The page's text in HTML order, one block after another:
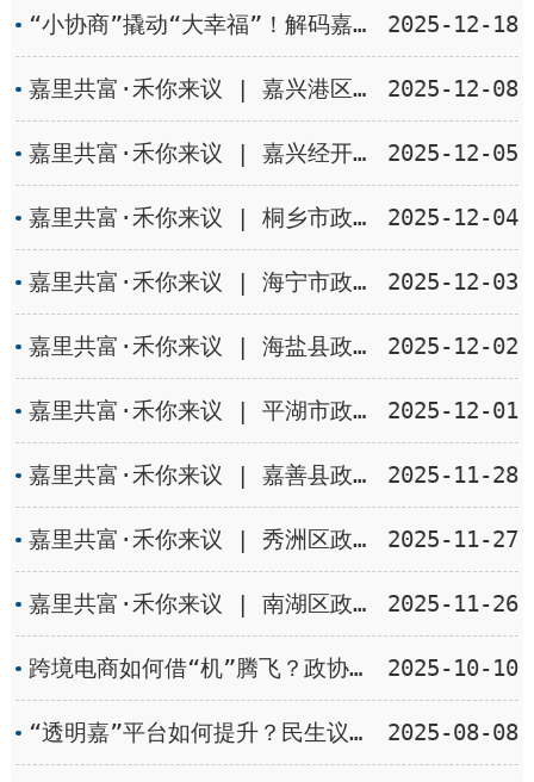
“小协商”撬动“大幸福”！解码嘉兴政协民生议事堂的“三字诀” 2025-12-18
嘉里共富·禾你来议 | 嘉兴港区乍浦镇委员履职小组：“活”化千年文脉 点“亮”古镇新篇 2025-12-08
嘉里共富·禾你来议 | 嘉兴经开区塘汇街道委员履职小组：以专题协商破题 助推“透明嘉”平台优化升级 2025-12-05
嘉里共富·禾你来议 | 桐乡市政协梧桐街道委员履职小组：“商居共融”绘就城乡融合共富新图景 2025-12-04
嘉里共富·禾你来议 | 海宁市政协盐官镇委员履职小组：协商聚力让“家门口”的体育场所“燃”起来 2025-12-03
嘉里共富·禾你来议 | 海盐县政协通元镇委员履职小组：矿山蝶变启新程，协商赋能共富行 2025-12-02
嘉里共富·禾你来议 | 平湖市政协钟埭街道委员履职小组：奏响人才赋能“协奏曲” 绘就城乡融合“新图景” 2025-12-01
嘉里共富·禾你来议 | 嘉善县政协姚庄镇委员履职小组：聚焦“北融”发展 共绘“华为友好小镇”新图景 2025-11-28
嘉里共富·禾你来议 | 秀洲区政协王店镇委员履职小组：葡萄枝条 “变废为宝” 生态共富“一举两得” 2025-11-27
嘉里共富·禾你来议 | 南湖区政协建设街道委员履职小组：筑牢基层医疗服务“守护网” 让群众健康更有“医”靠 2025-11-26
跨境电商如何借“机”腾飞？政协委员出谋划策 2025-10-10
“透明嘉”平台如何提升？民生议事堂活动听心声、提建议 2025-08-08